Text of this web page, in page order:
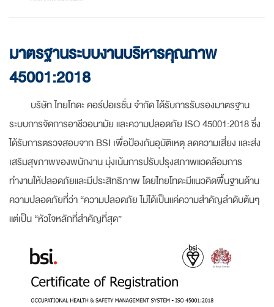
มาตรฐานระบบงานบริหารคุณภาพ
45001:2018
บริษัท ไทยโทดะ คอร์ปอเรชั่น จำกัด ได้รับการรับรองมาตรฐาน
ระบบการจัดการอาชีวอนามัย และความปลอดภัย ISO 45001:2018 ซึ่ง
ได้รับการตรวจสอบจาก BSI เพื่อป้องกันอุบัติเหตุ ลดความเสี่ยง และส่ง
เสริมสุขภาพของพนักงาน มุ่งเน้นการปรับปรุงสภาพแวดล้อมการ
ทำงานให้ปลอดภัยและมีประสิทธิภาพ โดยไทยโทดะมีแนวคิดพื้นฐานด้าน
ความปลอดภัยที่ว่า “ความปลอดภัย ไม่ได้เป็นแค่ความสำคัญลำดับต้นๆ
แต่เป็น “หัวใจหลักที่สำคัญที่สุด”